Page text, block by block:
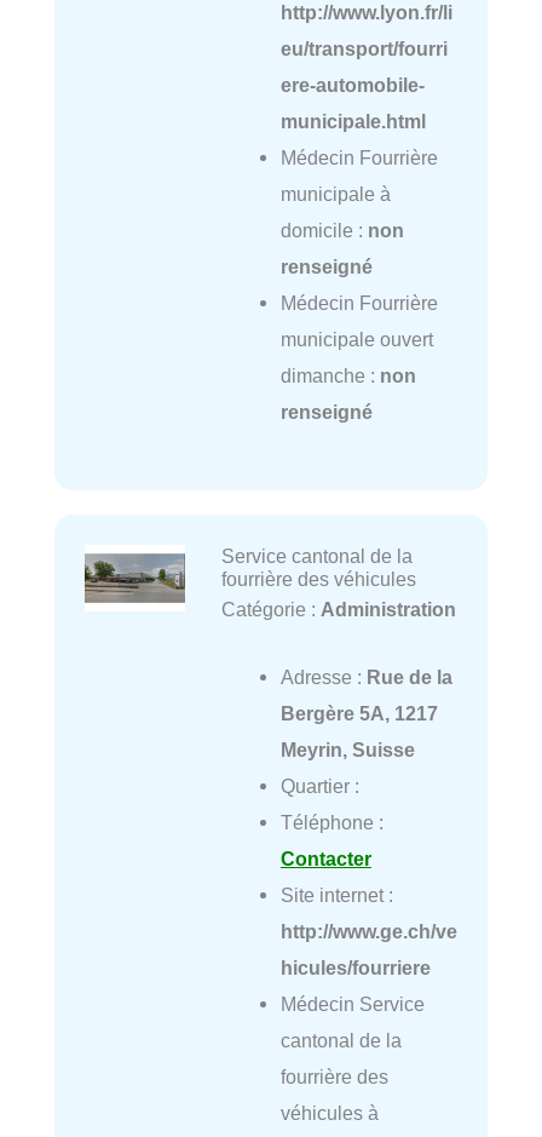
http://www.lyon.fr/li
eu/transport/fourri
ere-automobile-
municipale.html
Médecin Fourrière
municipale à
domicile : non
renseigné
Médecin Fourrière
municipale ouvert
dimanche : non
renseigné
Service cantonal de la
fourrière des véhicules
Catégorie : Administration
Adresse : Rue de la
Bergère 5A, 1217
Meyrin, Suisse
Quartier :
Téléphone :
Contacter
Site internet :
http://www.ge.ch/ve
hicules/fourriere
Médecin Service
cantonal de la
fourrière des
véhicules à